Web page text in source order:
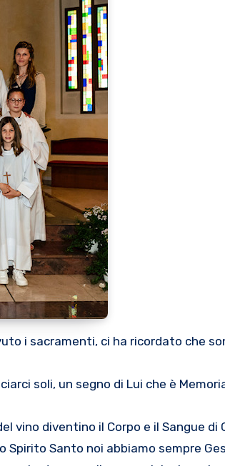
soli, un segno di Lui che è
vino diventino il Corpo e il Sangue di
Spirito Santo noi abbiamo sempre